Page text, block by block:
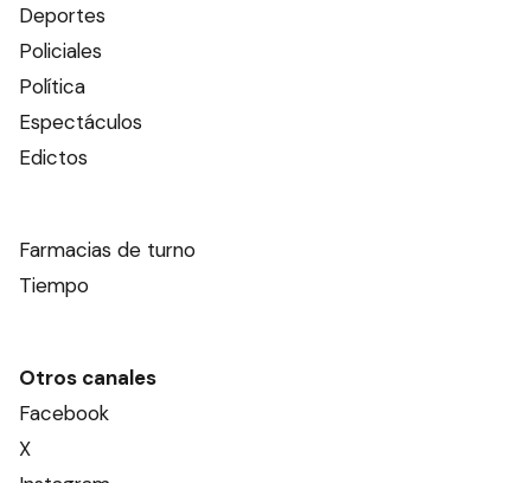
Deportes
Policiales
Política
Espectáculos
Edictos
Farmacias de turno
Tiempo
Otros canales
Facebook
X